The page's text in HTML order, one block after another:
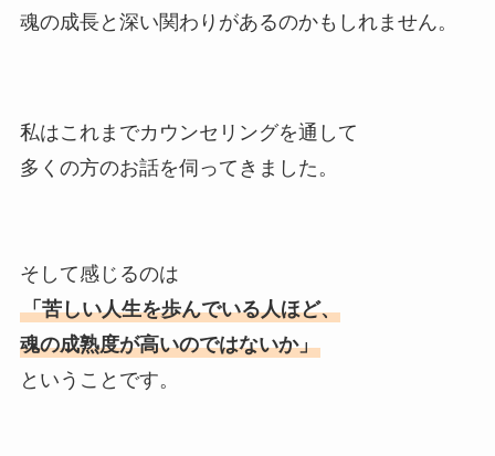
魂の成長と深い関わりがあるのかもしれません。
私はこれまでカウンセリングを通して
多くの方のお話を伺ってきました。
そして感じるのは
「苦しい人生を歩んでいる人ほど、
魂の成熟度が高いのではないか」
ということです。